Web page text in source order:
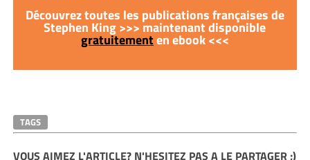
Découvrez toutes les publications françaises de
Stephen King >>> maintenant disponible
gratuitementen ebook <<<
TAGS
VOUS AIMEZ L'ARTICLE? N'HESITEZ PAS A LE PARTAGER ;)